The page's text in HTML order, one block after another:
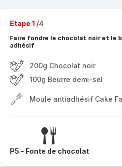
Etape 1 /4
Faire fondre le chocolat noir et le
adhésif
200g Chocolat noir
100g Beurre demi-sel
Moule antiadhésif Cake
P5 - Fonte de chocolat